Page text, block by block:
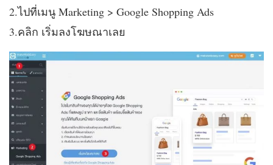
2.ไปที่เมนู Marketing > Google Shopping Ads
3.คลิก เริ่มลงโฆษณาเลย